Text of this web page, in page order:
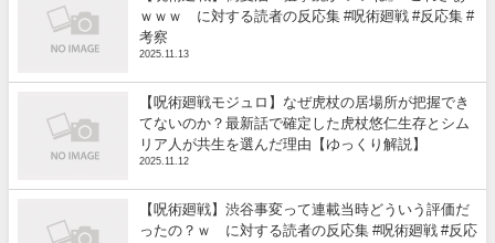
ｗｗｗ に対する読者の反応集 #呪術廻戦 #反応集 #
考察
2025.11.13
【呪術廻戦モジュロ】なぜ虎杖の居場所が把握でき
てないのか？最新話で確定した虎杖悠仁生存とシム
リア人が共生を選んだ理由【ゆっくり解説】
2025.11.12
【呪術廻戦】渋谷事変って連載当時どういう評価だ
ったの？ｗ に対する読者の反応集 #呪術廻戦 #反応